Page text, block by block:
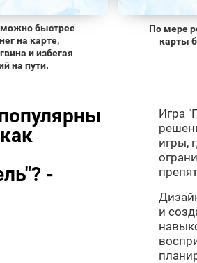
быстрее
на карте,
и избегая
на пути.
По мере
карты
-
Игра
игры,
и